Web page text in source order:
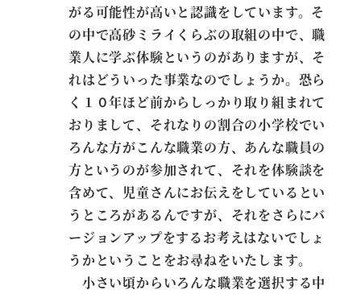
がる可能性が高いと認識をしています。そ
の中で高砂ミライくらぶの取組の中で、職
業人に学ぶ体験というのがありますが、そ
れはどういった事業なのでしょうか。恐ら
く１０年ほど前からしっかり取り組まれて
おりまして、それなりの割合の小学校でい
ろんな方がこんな職業の方、あんな職員の
方というのが参加されて、それを体験談を
含めて、児童さんにお伝えをしているとい
うところがあるんですが、それをさらにバ
ージョンアップをするお考えはないでしょ
うかということをお尋ねをいたします。
小さい頃からいろんな職業を選択する中